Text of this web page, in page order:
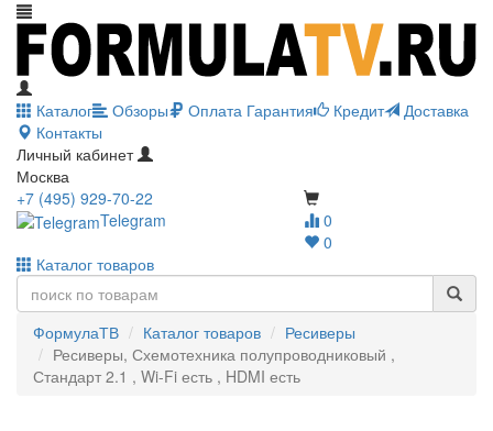
Каталог Обзоры Оплата Гарантия Кредит
Доставка
Контакты
Личный кабинет
Москва
0
0
+7 (495) 929-70-22
Telegram
Каталог товаров
ФормулаТВ Каталог товаров
Ресиверы
Ресиверы, Схемотехника полупроводниковый ,
Стандарт 2.1 , Wi-Fi есть , HDMI есть